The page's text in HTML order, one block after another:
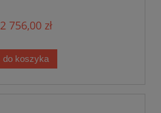
2 756,00 zł
do koszyka